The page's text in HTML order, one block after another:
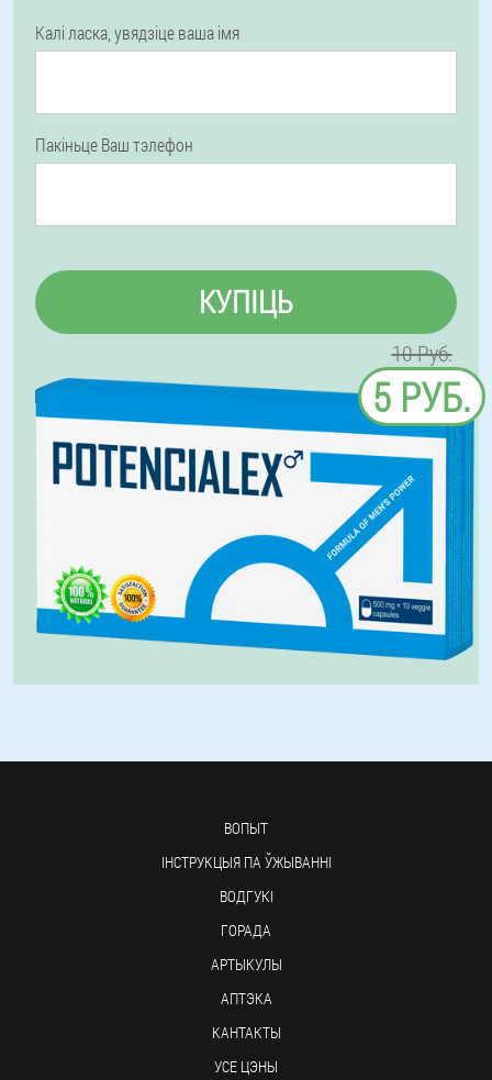
Калі ласка, увядзіце ваша імя
Пакіньце Ваш тэлефон
КУПІЦЬ
10 Руб.
5 РУБ.
ВОПЫТ
ІНСТРУКЦЫЯ ПА ЎЖЫВАННІ
ВОДГУКІ
ГОРАДА
АРТЫКУЛЫ
АПТЭКА
КАНТАКТЫ
УСЕ ЦЭНЫ